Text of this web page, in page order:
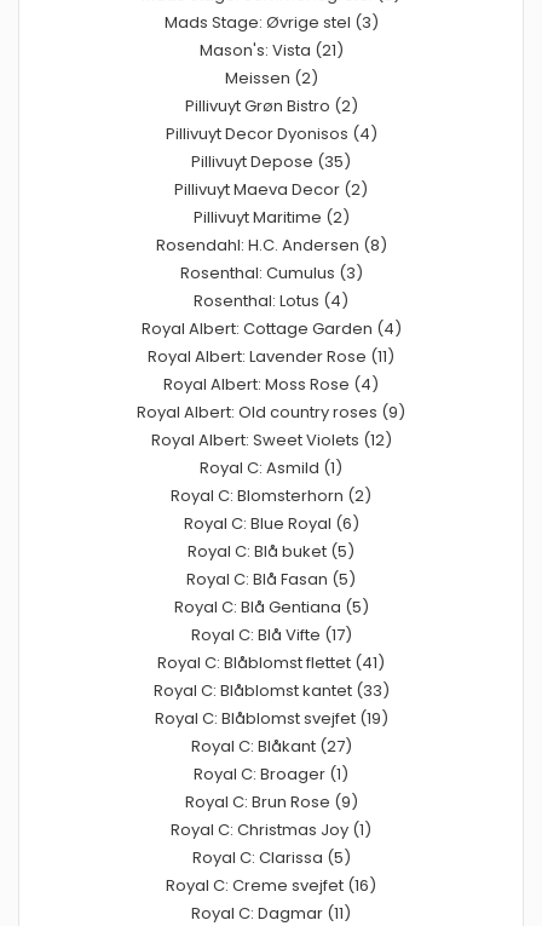
Mads Stage: Øvrige stel (3)
Mason's: Vista (21)
Meissen (2)
Pillivuyt Grøn Bistro (2)
Pillivuyt Decor Dyonisos (4)
Pillivuyt Depose (35)
Pillivuyt Maeva Decor (2)
Pillivuyt Maritime (2)
Rosendahl: H.C. Andersen (8)
Rosenthal: Cumulus (3)
Rosenthal: Lotus (4)
Royal Albert: Cottage Garden (4)
Royal Albert: Lavender Rose (11)
Royal Albert: Moss Rose (4)
Royal Albert: Old country roses (9)
Royal Albert: Sweet Violets (12)
Royal C: Asmild (1)
Royal C: Blomsterhorn (2)
Royal C: Blue Royal (6)
Royal C: Blå buket (5)
Royal C: Blå Fasan (5)
Royal C: Blå Gentiana (5)
Royal C: Blå Vifte (17)
Royal C: Blåblomst flettet (41)
Royal C: Blåblomst kantet (33)
Royal C: Blåblomst svejfet (19)
Royal C: Blåkant (27)
Royal C: Broager (1)
Royal C: Brun Rose (9)
Royal C: Christmas Joy (1)
Royal C: Clarissa (5)
Royal C: Creme svejfet (16)
Royal C: Dagmar (11)